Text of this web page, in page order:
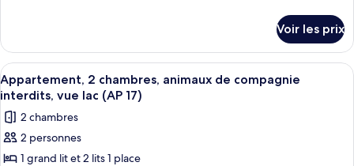
2
chambres,
animaux
de
compagnie
interdits
(AP
le
type
de
chambre
Appartement,
2
chambres,
animaux
de
Voir les prix
Afficher
toutes
les
photos
pour
ce
Un salon moderne comprenant un
6
Appartement, 2 chambres, animaux de compagnie
interdits, vue lac (AP 17)
2 chambres
2 personnes
1 grand lit et 2 lits 1 place